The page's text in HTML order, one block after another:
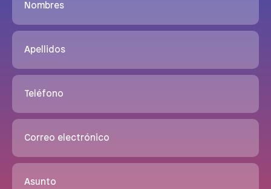
Nombres
Apellidos
Teléfono
Correo electrónico
Asunto